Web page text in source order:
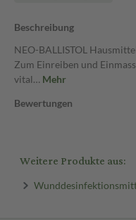
Beschreibung
NEO-BALLISTOL
Zum Einreiben und
vital… Mehr
Bewertungen
Weitere Produkte aus: